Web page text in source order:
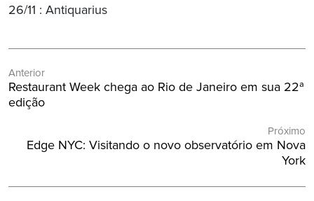
26/11 : Antiquarius
de
Post
Anterior
Post
Anterior:
Restaurant Week chega ao Rio de Janeiro em sua 22ª
edição
Próximo
Próximo
Edge NYC: Visitando o novo observatório em Nova
York